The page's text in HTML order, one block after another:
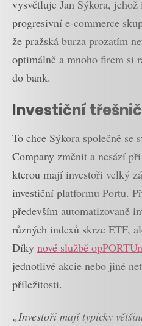
vysvětluje Jan Sýkora,
progresivní e-commerce
že pražská burza prozatím
optimálně a mnoho firem si
do bank.
Investiční
To chce Sýkora společně
Company změnit a nesází
kterou mají investoři velký
investiční platformu Portu.
především automatizovaně
různých indexů skrze ETF,
Díky nové službě
jednotlivé akcie nebo jiné
příležitosti.
„Investoři mají typicky